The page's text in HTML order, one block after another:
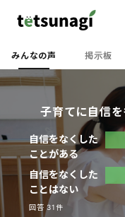
みんなの声 掲示板
子育てに自信
自信をなくした
ことがある
自信をなくした
ことはない
回答 31件